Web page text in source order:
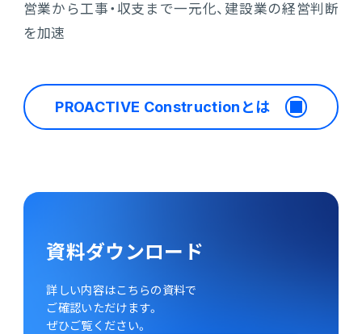
営業から工事・収支まで一元化、建設業の経営判断
を加速
PROACTIVE Constructionとは
資料ダウンロード
詳しい内容はこちらの資料で
ご確認いただけます。
ぜひご覧ください。